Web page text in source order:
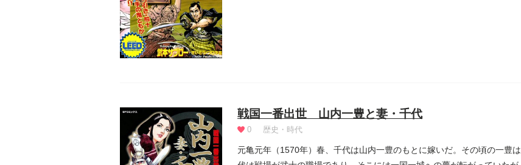
戦国一番出世 山内一豊と妻・千代
0 歴史・時代
元亀元年（1570年）春、千代は山内一豊のもとに嫁いだ。その頃の一豊